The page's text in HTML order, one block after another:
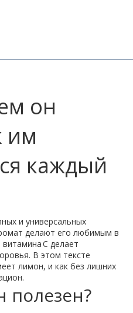
он
им
каждый
и универсальных
делают его любимым в
C делает
В этом тексте
лимон, и как без лишних
полезен?